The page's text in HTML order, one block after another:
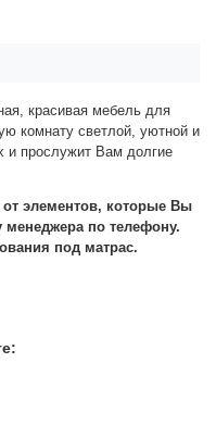
красивая мебель для
комнату светлой, уютной и
и прослужит Вам долгие
от элементов, которые Вы
менеджера по телефону.
под матрас.